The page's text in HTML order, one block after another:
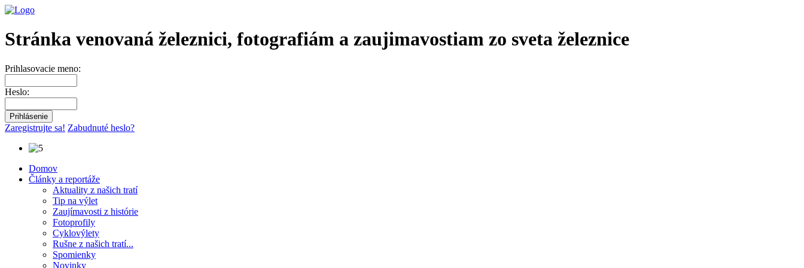
Stránka venovaná železnici, fotografiám a zaujimavostiam zo sveta železnice
Prihlasovacie meno:
Heslo:
Zaregistrujte sa! Zabudnuté heslo?
Domov
Články a reportáže
Aktuality z našich tratí
Tip na výlet
Zaujímavosti z histórie
Fotoprofily
Cyklovýlety
Rušne z našich tratí...
Spomienky
Novinky